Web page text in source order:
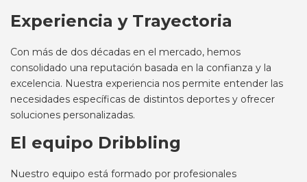
Experiencia y Trayectoria
Con más de dos décadas en el mercado, hemos
consolidado una reputación basada en la confianza y la
excelencia. Nuestra experiencia nos permite entender las
necesidades específicas de distintos deportes y ofrecer
soluciones personalizadas.
El equipo Dribbling
Nuestro equipo está formado por profesionales